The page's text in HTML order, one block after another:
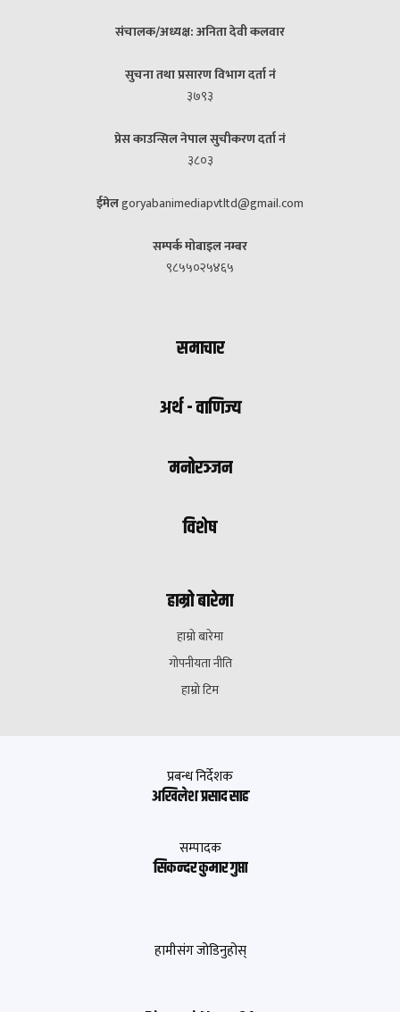
संचालक/अध्यक्ष: अनिता देवी कलवार
सुचना तथा प्रसारण विभाग दर्ता नं
३७९३
प्रेस काउन्सिल नेपाल सुचीकरण दर्ता नं
३८०३
ईमेलgoryabanimediapvtltd@gmail.com
सम्पर्क मोबाइल नम्बर
९८५५०२५४६५
समाचार
अर्थ - वाणिज्य
मनोरञ्जन
विशेष
हाम्रो बारेमा
हाम्रो बारेमा
गोपनीयता नीति
हाम्रो टिम
प्रबन्ध निर्देशक
अखिलेश प्रसाद साह
सम्पादक
सिकन्दर कुमार गुप्ता
हामीसंग जोडिनुहोस्